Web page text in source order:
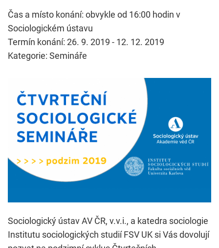
Čas a místo konání: obvykle od 16:00 hodin v
Sociologickém ústavu
Termín konání: 26. 9. 2019 - 12. 12. 2019
Kategorie: Semináře
Sociologický ústav AV ČR, v.v.i., a katedra sociologie
Institutu sociologických studií FSV UK si Vás dovolují